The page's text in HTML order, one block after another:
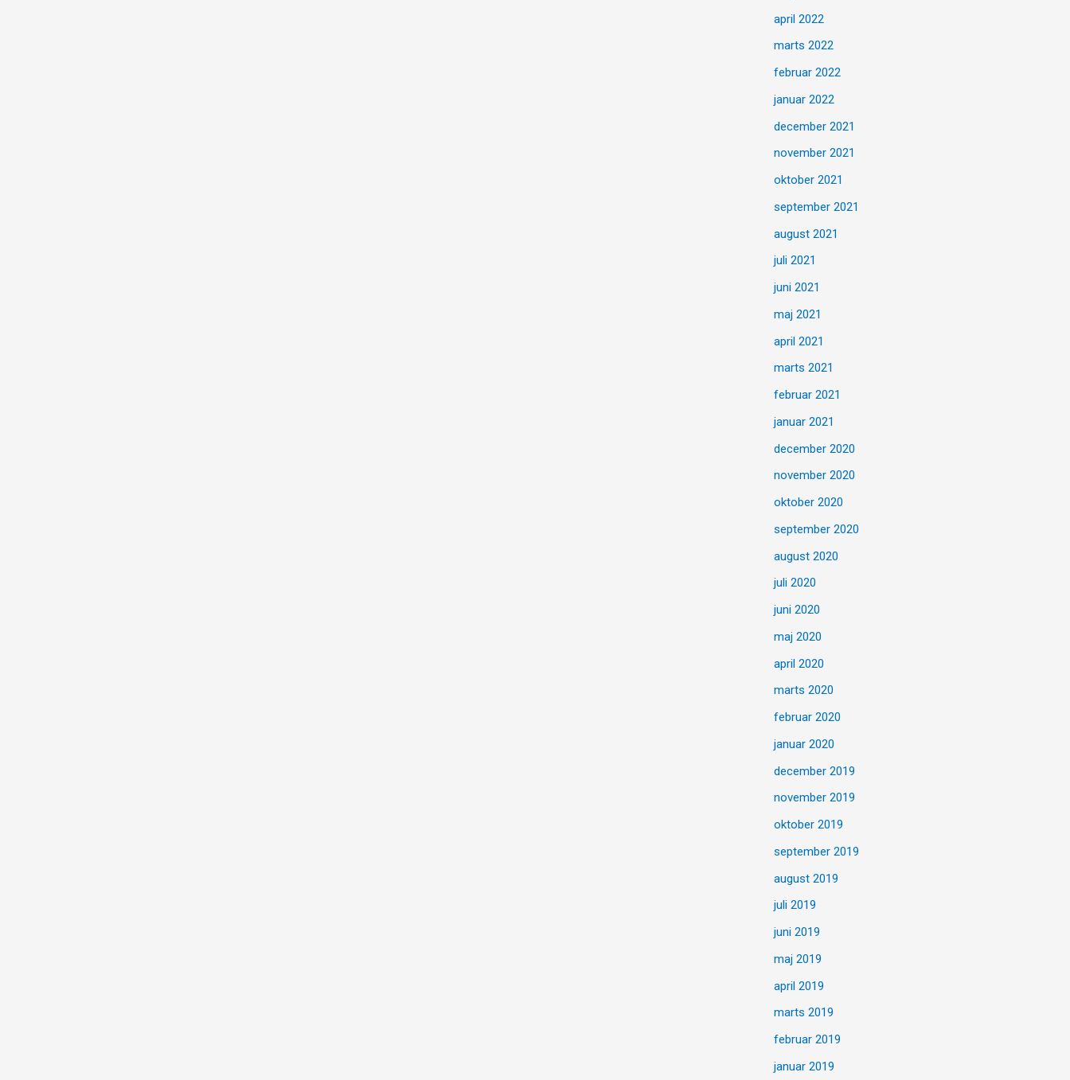
april 2022
marts 2022
februar 2022
januar 2022
december 2021
november 2021
oktober 2021
september 2021
august 2021
juli 2021
juni 2021
maj 2021
april 2021
marts 2021
februar 2021
januar 2021
december 2020
november 2020
oktober 2020
september 2020
august 2020
juli 2020
juni 2020
maj 2020
april 2020
marts 2020
februar 2020
januar 2020
december 2019
november 2019
oktober 2019
september 2019
august 2019
juli 2019
juni 2019
maj 2019
april 2019
marts 2019
februar 2019
januar 2019